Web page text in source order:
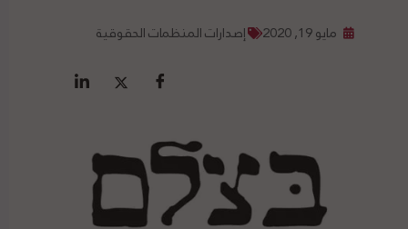
مايو 19, 2020 إصدارات المنظمات الحقوقية